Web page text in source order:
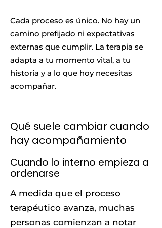
Cada proceso es único. No hay un
camino prefijado ni expectativas
externas que cumplir. La terapia se
adapta a tu momento vital, a tu
historia y a lo que hoy necesitas
acompañar.
Qué suele cambiar cuando
hay acompañamiento
Cuando lo interno empieza a
ordenarse
A medida que el proceso
terapéutico avanza, muchas
personas comienzan a notar